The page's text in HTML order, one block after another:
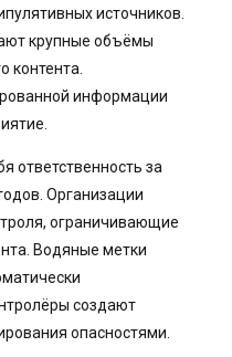
источников.
крупные объёмы
контента.
информации
ответственность за
Организации
ограничивающие
Водяные метки
создают
опасностями.